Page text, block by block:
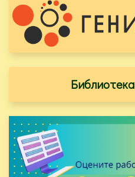
Библиотека